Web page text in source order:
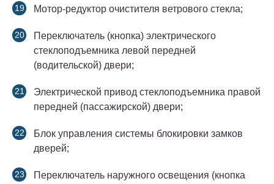
Мотор-редуктор очистителя ветрового стекла;
Переключатель (кнопка) электрического
стеклоподъемника левой передней
(водительской) двери;
Электрической привод стеклоподъемника правой
передней (пассажирской) двери;
Блок управления системы блокировки замков
дверей;
Переключатель наружного освещения (кнопка